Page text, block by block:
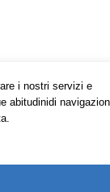
i nostri servizi e
abitudinidi